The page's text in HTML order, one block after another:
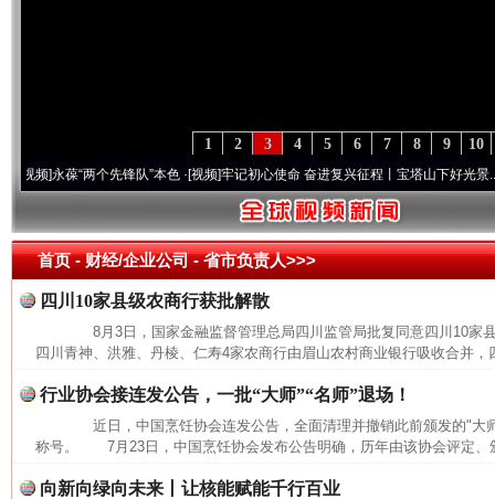
10
9
8
7
6
5
4
3
2
1
永葆“两个先锋队”本色·[视频]牢记初心使命 奋进复兴征程丨宝塔山下好光景..·[视频]
首页- 财经/企业公司 -省市负责人>>>
四川10家县级农商行获批解散
8月3日，国家金融监督管理总局四川监管局批复同意四川10
四川青神、洪雅、丹棱、仁寿4家农商行由眉山农村商业银行吸收合并
行业协会接连发公告，一批“大师”“名师”退场！
近日，中国烹饪协会连发公告，全面清理并撤销此前颁发的"大
称号。 7月23日，中国烹饪协会发布公告明确，历年由该协会评定、
向新向绿向未来丨让核能赋能千行百业